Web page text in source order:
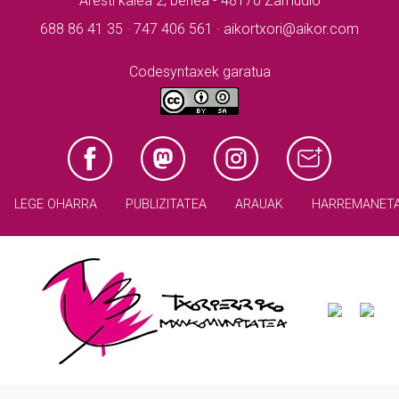
688 86 41 35 · 747 406 561 · aikortxori@aikor.com
Codesyntaxek garatua
LEGE OHARRA PUBLIZITATEA ARAUAK